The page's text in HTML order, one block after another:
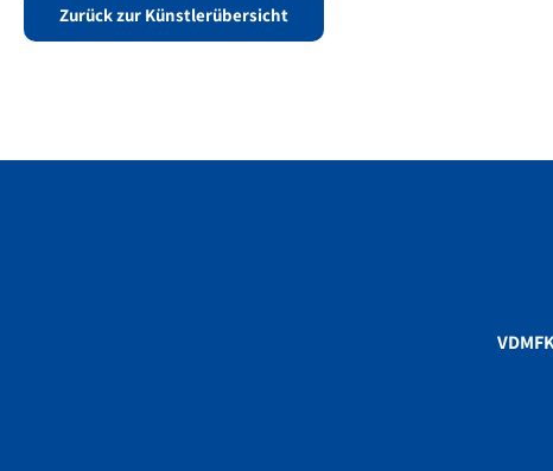
Zurück zur Künstlerübersicht